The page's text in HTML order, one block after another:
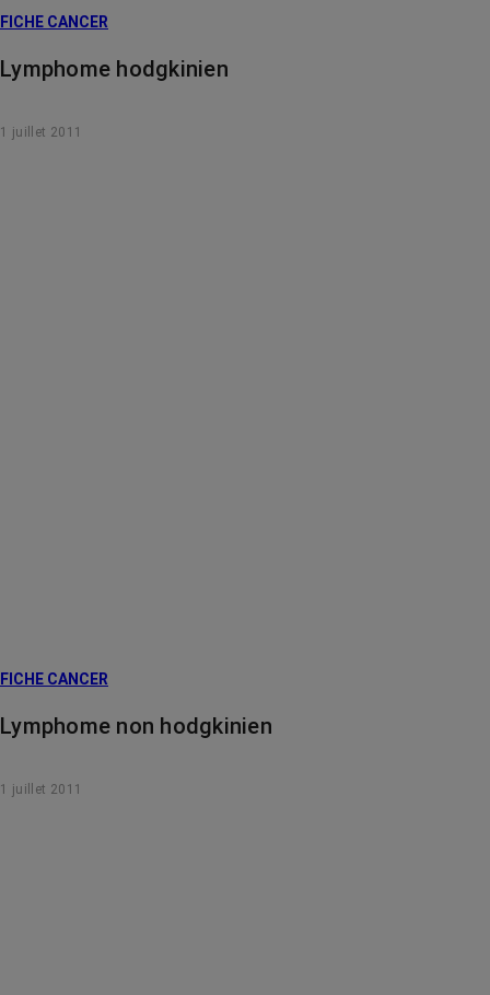
FICHE CANCER
Lymphome hodgkinien
1 juillet 2011
FICHE CANCER
Lymphome non hodgkinien
1 juillet 2011